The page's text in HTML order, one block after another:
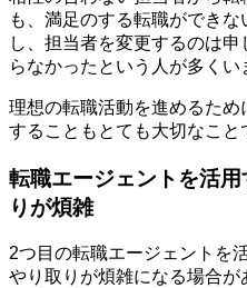
も、満足のする転職ができ
し、担当者を変更するのは
らなかったという人が多くい
理想の転職活動を進めるた
することもとても大切なこと
転職エージェントを活
りが煩雑
2つ目の転職エージェントを
やり取りが煩雑になる場合が